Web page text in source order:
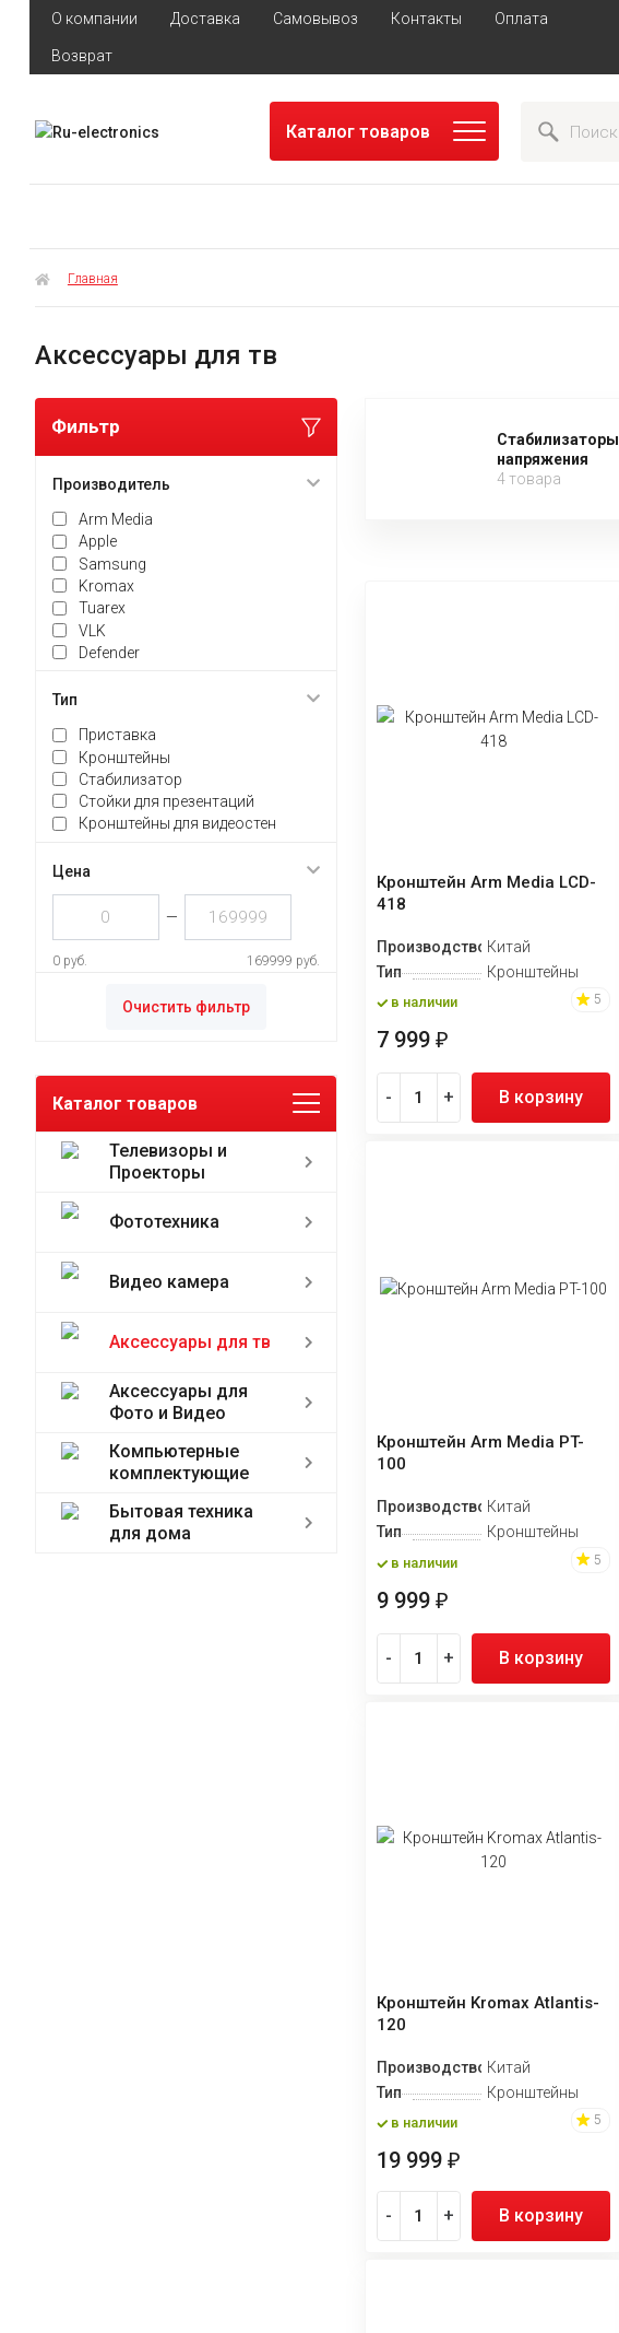
О компании Доставка Самовывоз Контакты Оплата
Возврат
Каталог товаров
Главная
Аксессуары для тв
Фильтр
Производитель
Arm Media
Apple
Samsung
Kromax
Tuarex
VLK
Defender
Тип
Приставка
Кронштейны
Стабилизатор
Стойки для презентаций
Кронштейны для видеостен
Цена
—
0 руб. 169999 руб.
Очистить фильтр
Каталог товаров
Телевизоры и
Проекторы
Фототехника
Видео камера
Аксессуары для тв
Аксессуары для
Фото и Видео
Компьютерные
комплектующие
Бытовая техника
для дома
Стабилизаторы
напряжения
4 товара
Кронштейн Arm Media LCD-
418
Производство Китай
Тип
Кронштейны
в наличии 5
7 999 ₽
- + В корзину
Кронштейн Arm Media PT-
100
Производство Китай
Тип
Кронштейны
в наличии 5
9 999 ₽
- + В корзину
Кронштейн Kromax Atlantis-
120
Производство Китай
Тип
Кронштейны
в наличии 5
19 999 ₽
- + В корзину